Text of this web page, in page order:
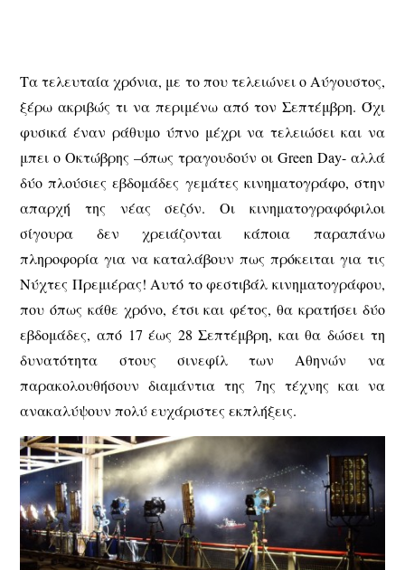
Τα τελευταία χρόνια, με το που τελειώνει ο Αύγουστος,
ξέρω ακριβώς τι να περιμένω από τον Σεπτέμβρη. Όχι
φυσικά έναν ράθυμο ύπνο μέχρι να τελειώσει και να
μπει ο Οκτώβρης –όπως τραγουδούν οι Green Day- αλλά
δύο πλούσιες εβδομάδες γεμάτες κινηματογράφο, στην
απαρχή της νέας σεζόν. Οι κινηματογραφόφιλοι
σίγουρα δεν χρειάζονται κάποια παραπάνω
πληροφορία για να καταλάβουν πως πρόκειται για τις
Νύχτες Πρεμιέρας! Αυτό το φεστιβάλ κινηματογράφου,
που όπως κάθε χρόνο, έτσι και φέτος, θα κρατήσει δύο
εβδομάδες, από 17 έως 28 Σεπτέμβρη, και θα δώσει τη
δυνατότητα στους σινεφίλ των Αθηνών να
παρακολουθήσουν διαμάντια της 7ης τέχνης και να
ανακαλύψουν πολύ ευχάριστες εκπλήξεις.